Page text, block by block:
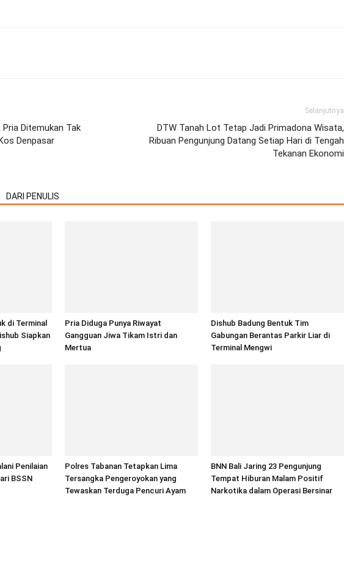
Pria Ditemukan Tak
Denpasar
Selanjutnya
DTW Tanah Lot Tetap Jadi Primadona Wisata,
Ribuan Pengunjung Datang Setiap Hari di Tengah
Tekanan Ekonomi
DARI PENULIS
di Terminal
Siapkan
Pria Diduga Punya Riwayat
Gangguan Jiwa Tikam Istri dan
Mertua
Dishub Badung Bentuk Tim
Gabungan Berantas Parkir Liar di
Terminal Mengwi
Penilaian
BSSN
Polres Tabanan Tetapkan Lima
Tersangka Pengeroyokan yang
Tewaskan Terduga Pencuri Ayam
BNN Bali Jaring 23 Pengunjung
Tempat Hiburan Malam Positif
Narkotika dalam Operasi Bersinar